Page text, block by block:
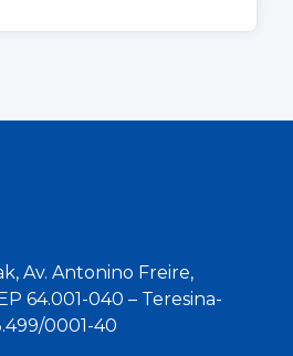
Av. Antonino Freire,
64.001-040 – Teresina-
0001-40